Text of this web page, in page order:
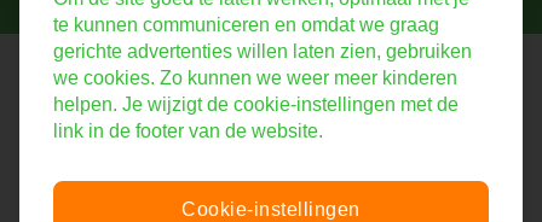
Stichting De Liedjesfabriek
Bij de Liedjesfabriek voelen zieke kinderen zich even beter. Wij
zorgen voor een plezierige afleiding én een tastbare
videoclip!
te kunnen communiceren en omdat we graag
gerichte advertenties willen laten zien, gebruiken
we cookies. Zo kunnen we weer meer kinderen
helpen. Je wijzigt de cookie-instellingen met de
link in de footer van de website.
Cookie-instellingen